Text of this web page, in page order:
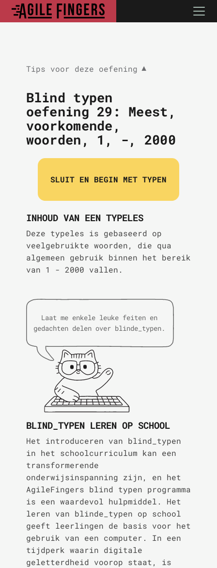
Tips voor deze oefening ▼
Blind typen
oefening 29: Meest,
voorkomende,
woorden, 1, -, 2000
SLUIT EN BEGIN MET TYPEN
INHOUD VAN EEN TYPELES
Deze typeles is gebaseerd op
veelgebruikte woorden, die qua
algemeen gebruik binnen het bereik
van 1 - 2000 vallen.
Laat me enkele leuke feiten en
gedachten delen over blinde_typen.
BLIND_TYPEN LEREN OP SCHOOL
Het introduceren van blind_typen
in het schoolcurriculum kan een
transformerende
onderwijsinspanning zijn, en het
AgileFingers blind typen programma
is een waardevol hulpmiddel. Het
leren van blinde_typen op school
geeft leerlingen de basis voor het
gebruik van een computer. In een
tijdperk waarin digitale
geletterdheid voorop staat, is